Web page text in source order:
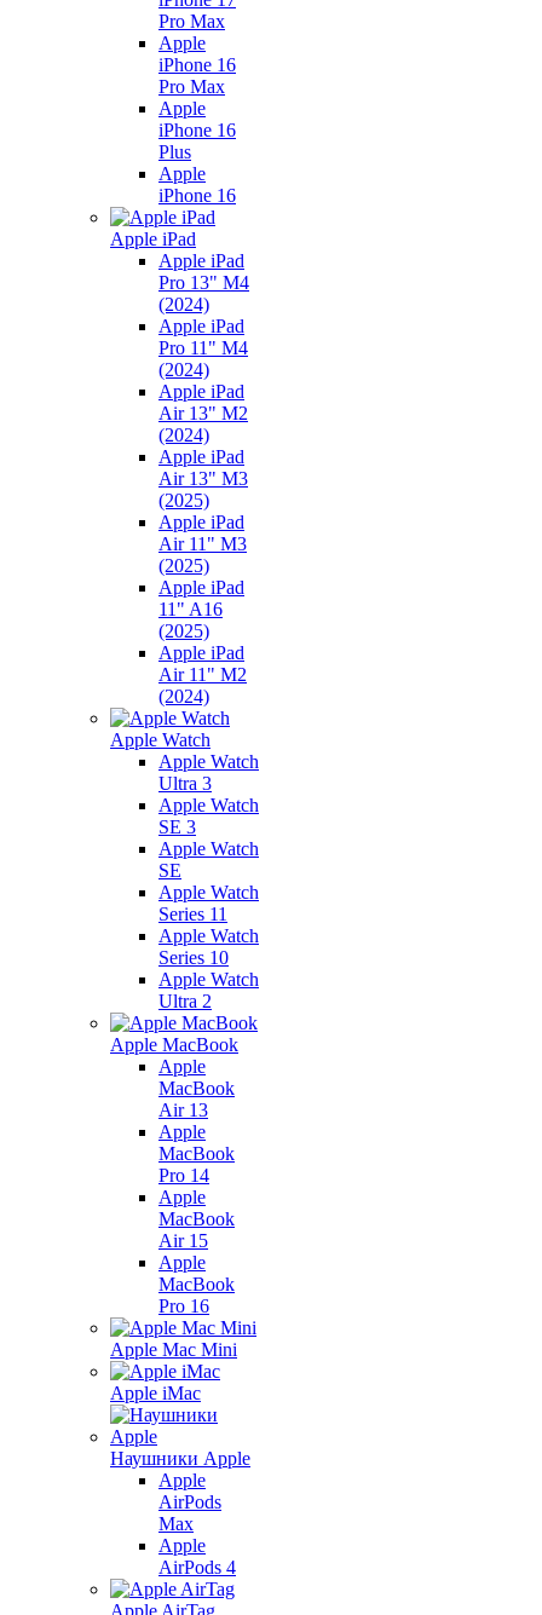
Pro Max
Apple
iPhone 16
Pro Max
Apple
iPhone 16
Plus
Apple
iPhone 16
Apple iPad
Apple iPad
Pro 13" M4
(2024)
Apple iPad
Pro 11" M4
(2024)
Apple iPad
Air 13" M2
(2024)
Apple iPad
Air 13" M3
(2025)
Apple iPad
Air 11" M3
(2025)
Apple iPad
11" A16
(2025)
Apple iPad
Air 11" M2
(2024)
Apple Watch
Apple Watch
Ultra 3
Apple Watch
SE 3
Apple Watch
SE
Apple Watch
Series 11
Apple Watch
Series 10
Apple Watch
Ultra 2
Apple MacBook
Apple
MacBook
Air 13
Apple
MacBook
Pro 14
Apple
MacBook
Air 15
Apple
MacBook
Pro 16
Apple Mac Mini
Apple iMac
Наушники Apple
Apple
AirPods
Max
Apple
AirPods 4
Apple AirTag